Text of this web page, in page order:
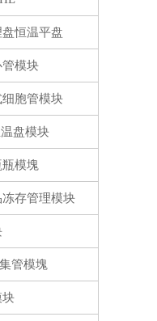
恒温平盘
模块
胞管模块
盘模块
模塊
冻存管理模块
管模塊
块